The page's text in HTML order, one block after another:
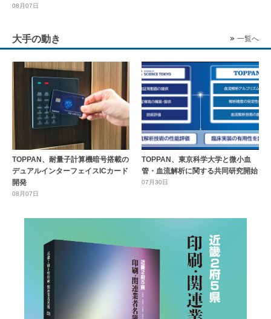
08月07日
大手の動き 一覧へ
TOPPAN、耐量子計算機暗号搭載の
デュアルインターフェイスICカード
開発
08月07日
TOPPAN、東京科学大学と微小血
管・血流解析に関する共同研究開始
07月30日